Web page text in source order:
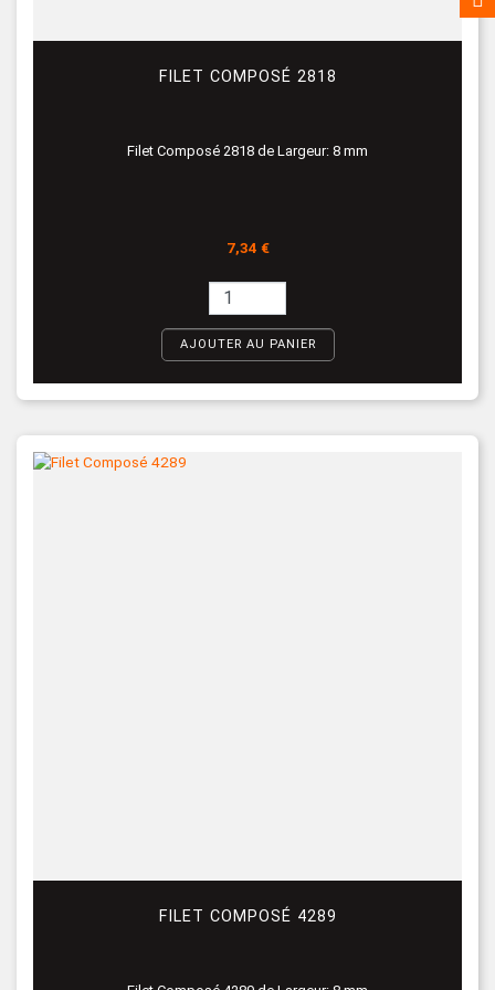
FILET COMPOSÉ 2818
Filet Composé 2818 de Largeur: 8 mm
Prix
7,34 €
AJOUTER AU PANIER
FILET COMPOSÉ 4289